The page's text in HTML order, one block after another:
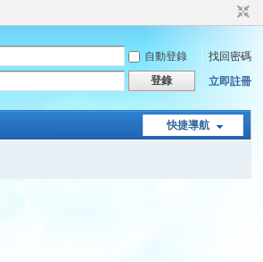
自動登錄
找回密碼
登錄 立即註冊
快捷導航